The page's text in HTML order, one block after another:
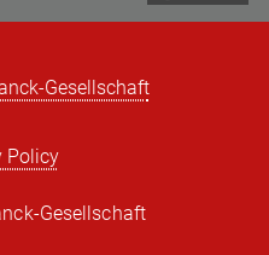
Gesellschaft
Policy
Gesellschaft